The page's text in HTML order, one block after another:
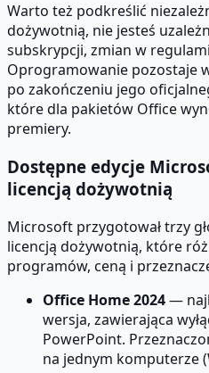
Warto też podkreślić
dożywotnią, nie jesteś
subskrypcji, zmian w
Oprogramowanie pozostaje
po zakończeniu jego
które dla pakietów Office
premiery.
Dostępne edycje
licencją dożywotnią
Microsoft przygotował trzy
licencją dożywotnią, które
programów, ceną i
Office Home 2024—
wersja, zawierająca
PowerPoint.
na jednym komputerze